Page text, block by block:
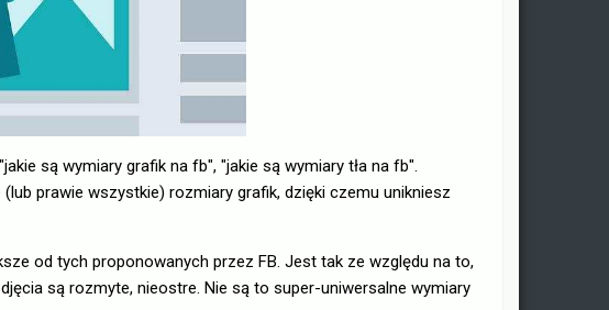
są wymiary grafik na fb", "jakie są wymiary tła na fb".
prawie wszystkie) rozmiary grafik, dzięki czemu unikniesz
od tych proponowanych przez FB. Jest tak ze względu na to,
są rozmyte, nieostre. Nie są to super-uniwersalne wymiary